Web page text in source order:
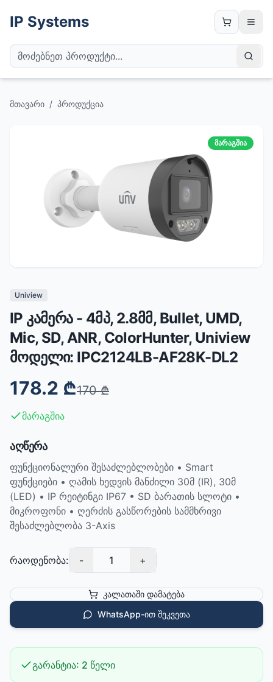
IP Systems
მთავარი / პროდუქცია
მარაგშია
Uniview
IP კამერა - 4მპ, 2.8მმ, Bullet, UMD,
Mic, SD, ANR, ColorHunter, Uniview
მოდელი: IPC2124LB-AF28K-DL2
178.2 ₾170₾
მარაგშია
აღწერა
ფუნქციონალური შესაძლებლობები • Smart
ფუნქციები • ღამის ხედვის მანძილი 30მ (IR), 30მ
(LED) • IP რეიტინგი IP67 • SD ბარათის სლოტი •
მიკროფონი • ღერძის გასწორების სამმხრივი
შესაძლებლობა 3-Axis
რაოდენობა: - 1 +
კალათაში დამატება
WhatsApp-ით შეკვეთა
გარანტია: 2 წელი